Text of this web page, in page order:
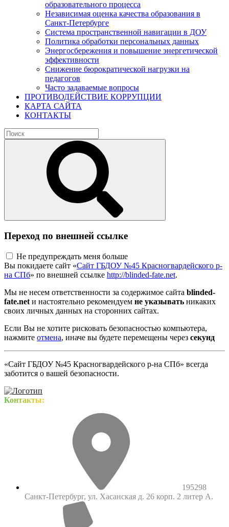
образовательного процесса
Независимая оценка качества образования в
Санкт-Петербурге
Система пространственной навигации в ДОУ
Политика обработки персональных данных
Энергосбережения и повышение энергетической
эффективности
Снижение бюрократической нагрузки на
педагогов
Часто задаваемые вопросы
ПРОТИВОДЕЙСТВИЕ КОРРУПЦИИ
КАРТА САЙТА
КОНТАКТЫ
Переход по внешней ссылке
Не предупреждать меня больше
Вы покидаете сайт «Сайт ГБДОУ №45 Красногвардейского р-
на СПб» по внешней ссылке http://blinded-fate.net.
Мы не несем ответственности за содержимое сайта blinded-
fate.netи настоятельно рекомендуем не указывать никаких
своих личных данных на сторонних сайтах.
Если Вы не хотите рисковать безопасностью компьютера,
нажмите отмена, иначе вы будете перемещены через секунд
«Сайт ГБДОУ №45 Красногвардейского р-на СПб» всегда
заботится о вашей безопасности.
Контакты:
195298
Санкт-Петербург, ул. Хасанская д. 26 корп. 2 литер А.